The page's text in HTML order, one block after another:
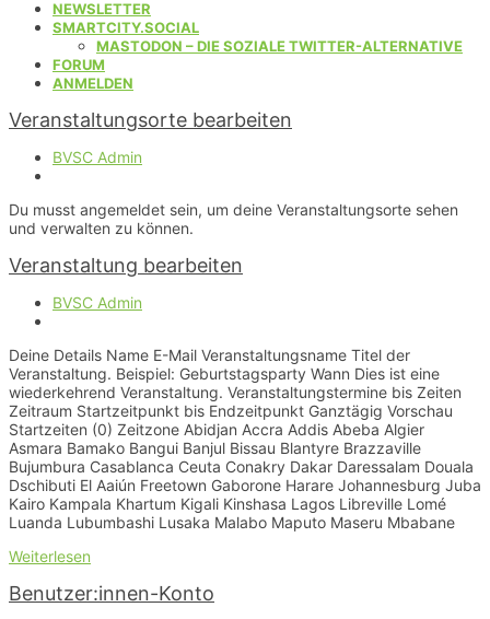
NEWSLETTER
SMARTCITY.SOCIAL
MASTODON – DIE SOZIALE TWITTER-ALTERNATIVE
FORUM
ANMELDEN
Veranstaltungsorte bearbeiten
BVSC Admin
Du musst angemeldet sein, um deine Veranstaltungsorte sehen
und verwalten zu können.
Veranstaltung bearbeiten
BVSC Admin
Deine Details Name E-Mail Veranstaltungsname Titel der
Veranstaltung. Beispiel: Geburtstagsparty Wann Dies ist eine
wiederkehrend Veranstaltung. Veranstaltungstermine bis Zeiten
Zeitraum Startzeitpunkt bis Endzeitpunkt Ganztägig Vorschau
Startzeiten (0) Zeitzone Abidjan Accra Addis Abeba Algier
Asmara Bamako Bangui Banjul Bissau Blantyre Brazzaville
Bujumbura Casablanca Ceuta Conakry Dakar Daressalam Douala
Dschibuti El Aaiún Freetown Gaborone Harare Johannesburg Juba
Kairo Kampala Khartum Kigali Kinshasa Lagos Libreville Lomé
Luanda Lubumbashi Lusaka Malabo Maputo Maseru Mbabane
Weiterlesen
Benutzer:innen-Konto